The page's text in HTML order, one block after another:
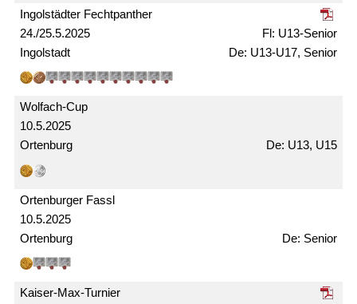
24./25.5.2025
Ingolstädter Fechtpanther
Ingolstadt
U13-Senior
U13-U17, Senior
10.5.2025
Wolfach-Cup
Ortenburg U13, U15
10.5.2025
Ortenburger Fassl
Ortenburg Senior
Kaiser-Max-Turnier